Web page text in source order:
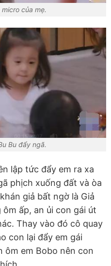
của mẹ.
Bu đẩy ngã.
lập tức đẩy em ra xa
phịch xuống đất và òa
giả bất ngờ là Giả
ấp, an ủi con gái út
Thay vào đó cô quay
con lại đẩy em gái
ôm em Bobo nên con